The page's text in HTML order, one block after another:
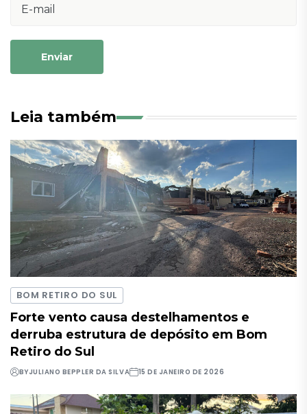
Enviar
Leia também
BOM RETIRO DO SUL
Forte vento causa destelhamentos e
derruba estrutura de depósito em Bom
Retiro do Sul
BYJULIANO BEPPLER DA SILVA 15 DE JANEIRO DE 2026